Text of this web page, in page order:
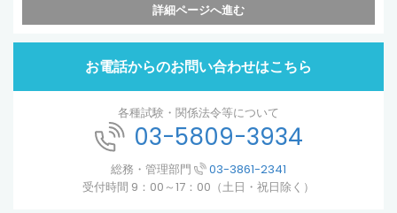
詳細ページへ進む
お電話からのお問い合わせはこちら
各種試験・関係法令等について
03-5809-3934
総務・管理部門
03-3861-2341
受付時間 9：00～17：00（土日・祝日除く）